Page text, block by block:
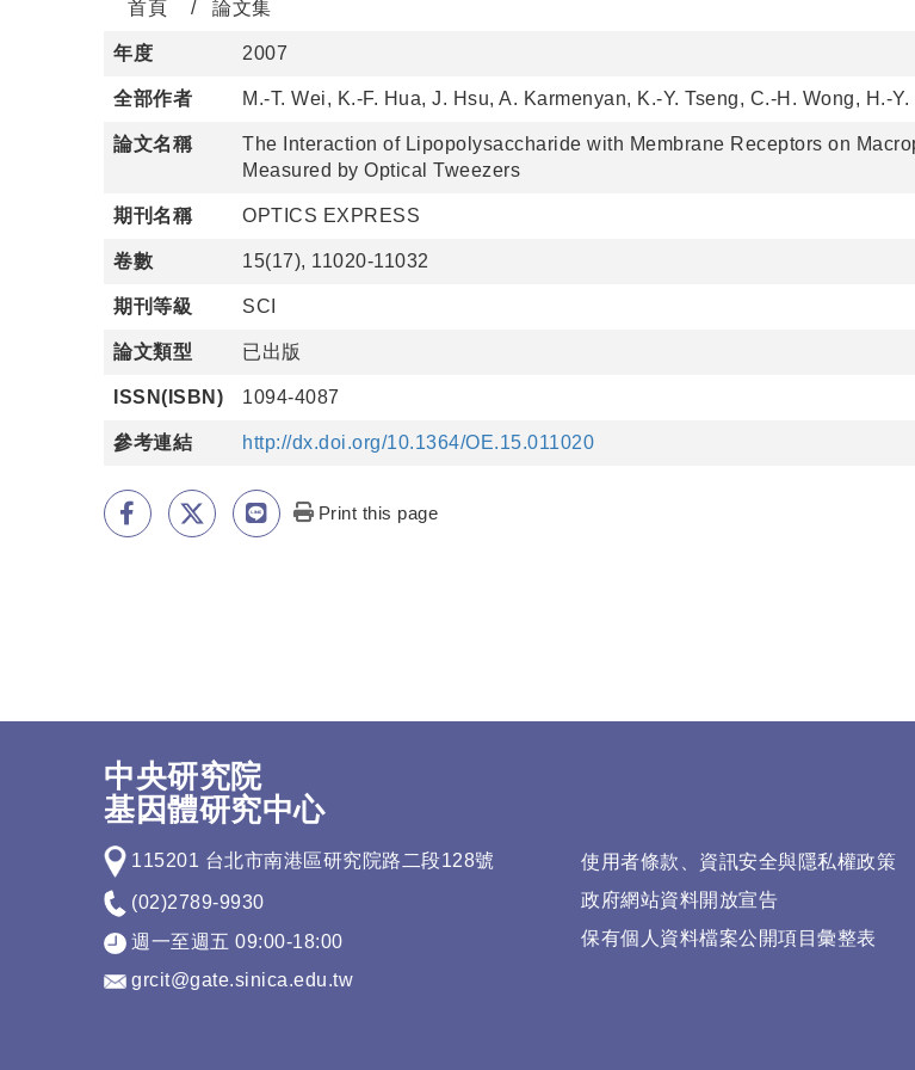
首頁 論文集
年度 2007
全部作者 M.-T. Wei, K.-F. Hua, J. Hsu, A. Karmenyan, K.-Y. Tseng, C.-H. Wong, H.-
論文名稱
The Interaction of Lipopolysaccharide with Membrane Receptors on
Measured by Optical Tweezers
期刊名稱 OPTICS EXPRESS
卷數 15(17), 11020-11032
期刊等級 SCI
論文類型 已出版
ISSN(ISBN) 1094-4087
參考連結 http://dx.doi.org/10.1364/OE.15.011020
Print this page
中央研究院
基因體研究中心
115201 台北市南港區研究院路二段128號
(02)2789-9930
週一至週五 09:00-18:00
grcit@gate.sinica.edu.tw
使用者條款、資訊安全與隱私權政策
政府網站資料開放宣告
保有個人資料檔案公開項目彙整表